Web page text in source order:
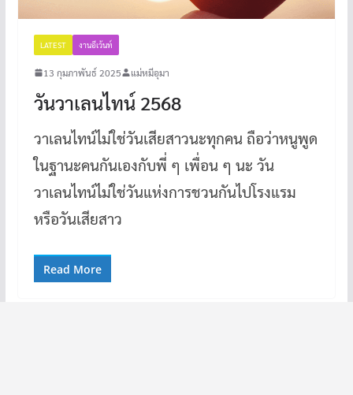
LATEST งานอีเว้นท์
13 กุมภาพันธ์ 2025 แม่หมีอุมา
วันวาเลนไทน์ 2568
วาเลนไทน์ไม่ใช่วันเสียสาวนะทุกคน ถือว่าหนูพูด
ในฐานะคนกันเองกับพี่ ๆ เพื่อน ๆ นะ วัน
วาเลนไทน์ไม่ใช่วันแห่งการชวนกันไปโรงแรม
หรือวันเสียสาว
Read More